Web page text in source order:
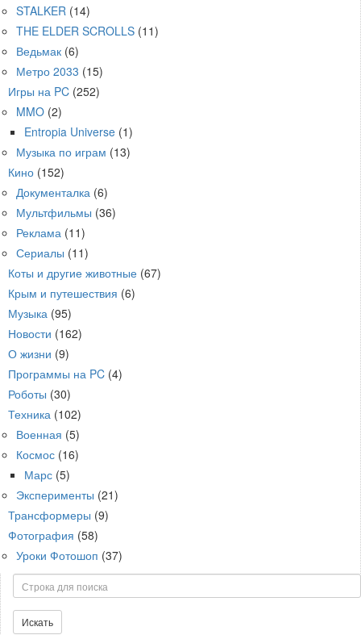
STALKER (14)
THE ELDER SCROLLS (11)
Ведьмак (6)
Метро 2033 (15)
Игры на PC (252)
MMO (2)
Entropia Universe (1)
Музыка по играм (13)
Кино (152)
Документалка (6)
Мультфильмы (36)
Реклама (11)
Сериалы (11)
Коты и другие животные (67)
Крым и путешествия (6)
Музыка (95)
Новости (162)
О жизни (9)
Программы на PC (4)
Роботы (30)
Техника (102)
Военная (5)
Космос (16)
Марс (5)
Эксперименты (21)
Трансформеры (9)
Фотография (58)
Уроки Фотошоп (37)
Поиск
Искать